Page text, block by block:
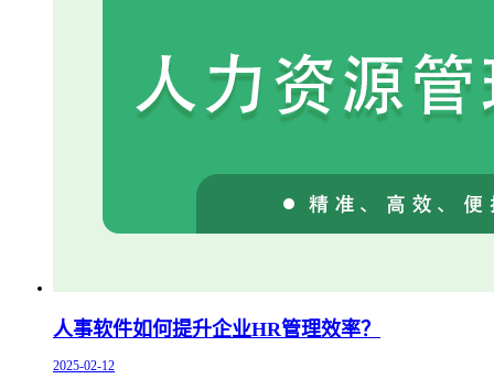
人事软件如何提升企业HR管理效率？
2025-02-12